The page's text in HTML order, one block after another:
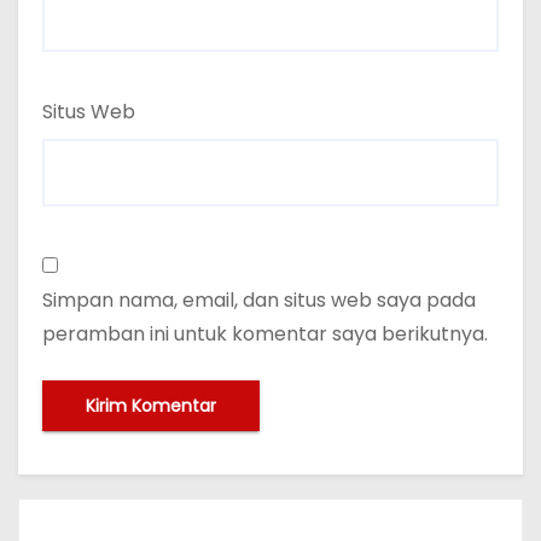
Situs Web
Simpan nama, email, dan situs web saya pada
peramban ini untuk komentar saya berikutnya.